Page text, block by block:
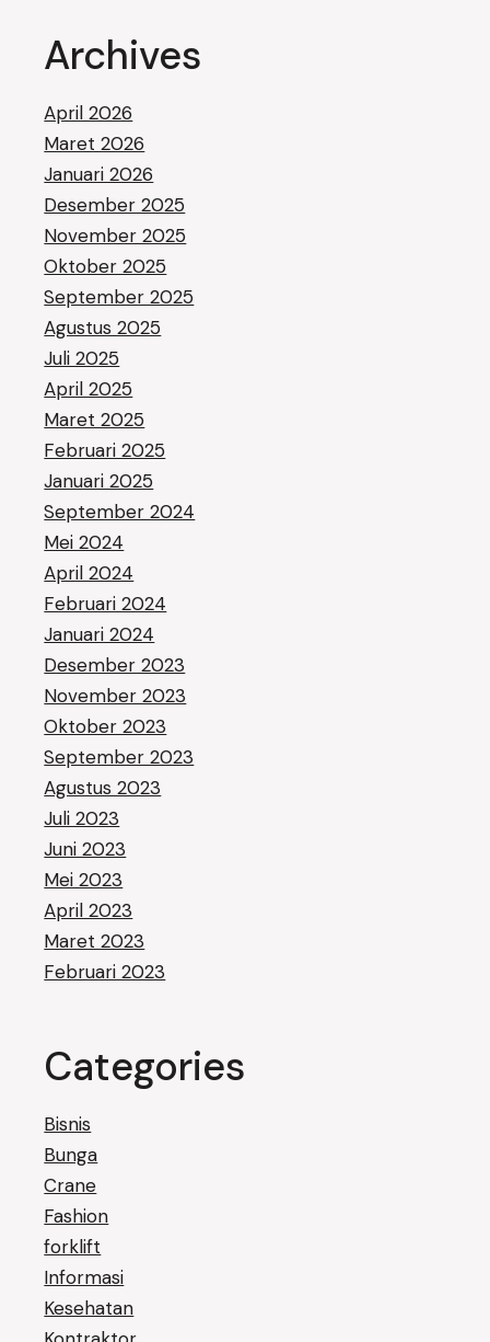
Archives
April 2026
Maret 2026
Januari 2026
Desember 2025
November 2025
Oktober 2025
September 2025
Agustus 2025
Juli 2025
April 2025
Maret 2025
Februari 2025
Januari 2025
September 2024
Mei 2024
April 2024
Februari 2024
Januari 2024
Desember 2023
November 2023
Oktober 2023
September 2023
Agustus 2023
Juli 2023
Juni 2023
Mei 2023
April 2023
Maret 2023
Februari 2023
Categories
Bisnis
Bunga
Crane
Fashion
forklift
Informasi
Kesehatan